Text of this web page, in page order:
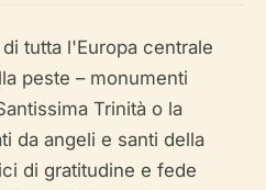
tutta l'Europa centrale
peste – monumenti
Trinità o la
da angeli e santi della
di gratitudine e fede